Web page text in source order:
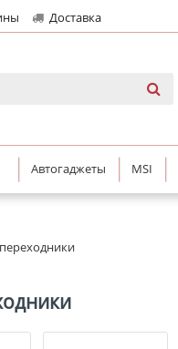
Доставка
Автогаджеты MSI